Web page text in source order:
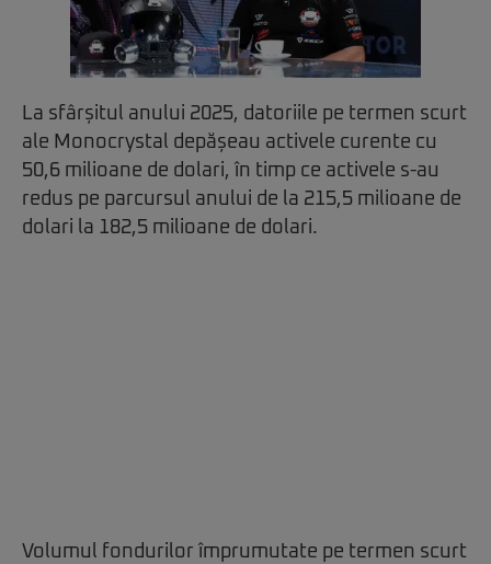
La sfârșitul anului 2025, datoriile pe termen scurt
ale Monocrystal depășeau activele curente cu
50,6 milioane de dolari, în timp ce activele s-au
redus pe parcursul anului de la 215,5 milioane de
dolari la 182,5 milioane de dolari.
Volumul fondurilor împrumutate pe termen scurt